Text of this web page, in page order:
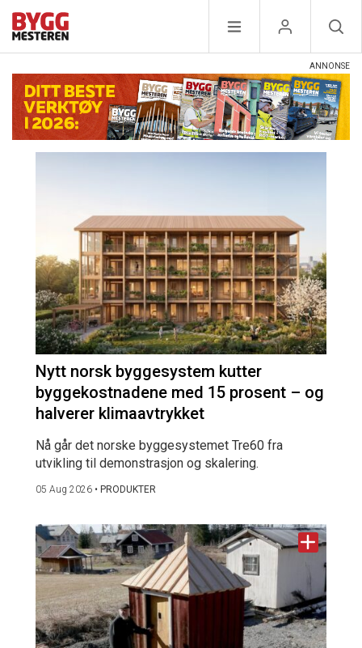
Nytt norsk byggesystem kutter
byggekostnadene med 15 prosent – og
halverer klimaavtrykket
Nå går det norske byggesystemet Tre60 fra
utvikling til demonstrasjon og skalering.
05 Aug 2026 • PRODUKTER